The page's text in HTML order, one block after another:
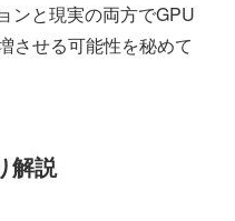
ンと現実の両方でGPU
させる可能性を秘めて
解説